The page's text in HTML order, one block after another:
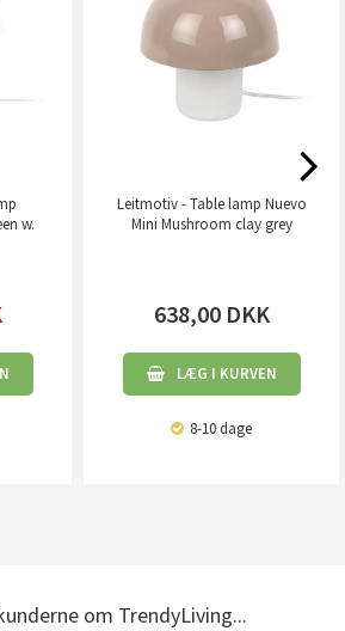
w.
Leitmotiv - Table lamp Nuevo
Mini Mushroom clay grey
638,00 DKK
LÆG I KURVEN
8-10 dage
om TrendyLiving...